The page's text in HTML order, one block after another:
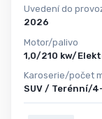
Uvedení do
2026
Motor/palivo
1,0/210 kw/
Karoserie/počet
SUV / Terénní/